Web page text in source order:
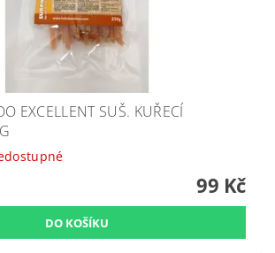
EXCELLENT SUŠ. KUŘECÍ
99 Kč